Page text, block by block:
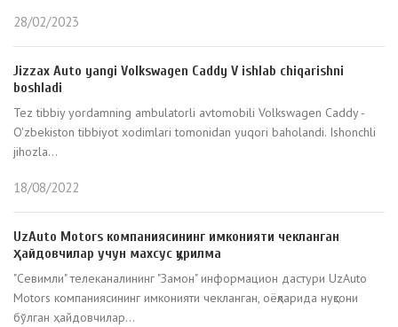
28/02/2023
Jizzax Auto yangi Volkswagen Caddy V ishlab chiqarishni
boshladi
Tez tibbiy yordamning ambulatorli avtomobili Volkswagen Caddy -
O'zbekiston tibbiyot xodimlari tomonidan yuqori baholandi. Ishonchli
jihozla...
18/08/2022
UzAuto Motors компаниясининг имконияти чекланган
ҳайдовчилар учун махсус қурилма
"Севимли" телеканалининг "Замон" информацион дастури UzAuto
Motors компаниясининг имконияти чекланган, оёқларида нуқсони
бўлган ҳайдовчилар...